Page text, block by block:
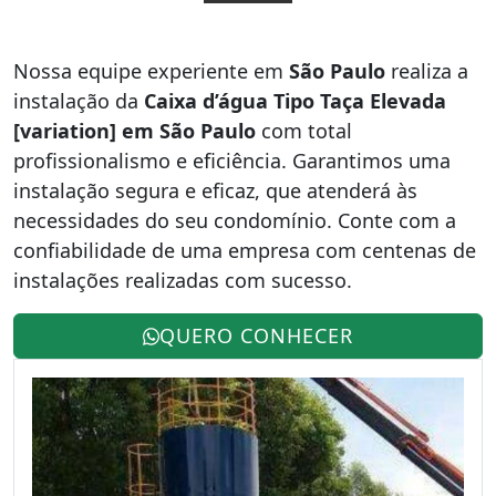
Nossa equipe experiente em São Paulo realiza a
instalação da Caixa d’água Tipo Taça Elevada
[variation] em São Paulo com total
profissionalismo e eficiência. Garantimos uma
instalação segura e eficaz, que atenderá às
necessidades do seu condomínio. Conte com a
confiabilidade de uma empresa com centenas de
instalações realizadas com sucesso.
QUERO CONHECER